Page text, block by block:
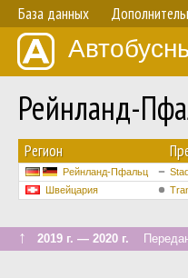
База данных
Рейнланд-
Регион
Рейнланд-Пфальц
Швейцария
↑ 2019 г. — 2020 г. Передан